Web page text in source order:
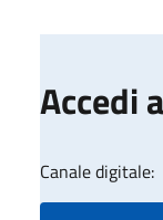
Accedi
Canale digitale: